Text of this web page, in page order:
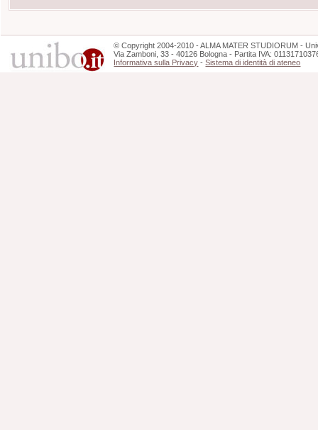
©Copyright 2004-2010 - ALMA MATER STUDIORUM -
Via Zamboni, 33 - 40126 Bologna - Partita IVA:
Informativa sulla Privacy -Sistema di identità di ateneo